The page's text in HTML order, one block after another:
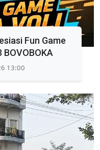
Fun Game
13:00